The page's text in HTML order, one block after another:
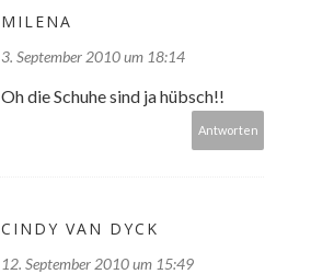
MILENA
3. September 2010 um 18:14
Oh die Schuhe sind ja hübsch!!
Antworten
CINDY VAN DYCK
12. September 2010 um 15:49